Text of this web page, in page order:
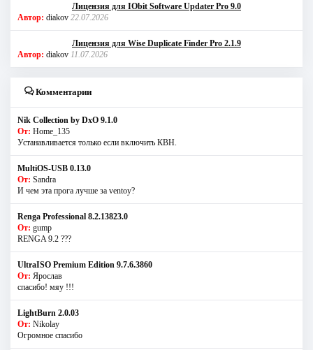
Лицензия для IObit Software Updater Pro 9.0
Автор: diakov 22.07.2026
Лицензия для Wise Duplicate Finder Pro 2.1.9
Автор: diakov 11.07.2026
Комментарии
Nik Collection by DxO 9.1.0
От: Home_135
Устанавливается только если включить КВН.
MultiOS-USB 0.13.0
От: Sandra
И чем эта прога лучше за ventoy?
Renga Professional 8.2.13823.0
От: gump
RENGA 9.2 ???
UltraISO Premium Edition 9.7.6.3860
От: Ярослав
спасибо! мяу !!!
LightBurn 2.0.03
От: Nikolay
Огромное спасибо